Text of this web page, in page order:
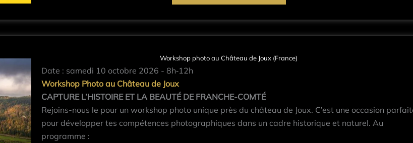
Workshop photo au Château de Joux (France)
Date : samedi 10 octobre 2026 - 8h‐12h
Workshop Photo au Château de Joux
CAPTURE L’HISTOIRE ET LA BEAUTÉ DE FRANCHE-COMTÉ
Rejoins-nous le pour un workshop photo unique près du château de Joux. C’est une occasion
pour développer tes compétences photographiques dans un cadre historique et naturel. Au
programme :